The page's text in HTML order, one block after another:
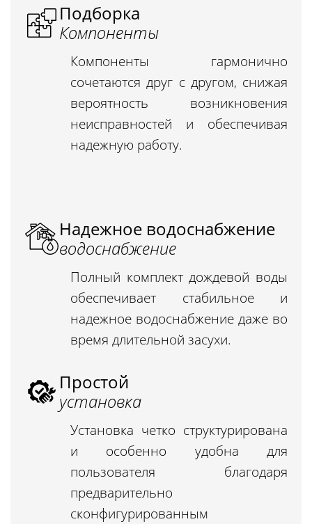
Подборка
Компоненты
Компоненты гармонично
сочетаются друг с другом, снижая
вероятность возникновения
неисправностей и обеспечивая
надежную работу.
Надежное водоснабжение
водоснабжение
Полный комплект дождевой воды
обеспечивает стабильное и
надежное водоснабжение даже во
время длительной засухи.
Простой
установка
Установка четко структурирована
и особенно удобна для
пользователя благодаря
предварительно
сконфигурированным